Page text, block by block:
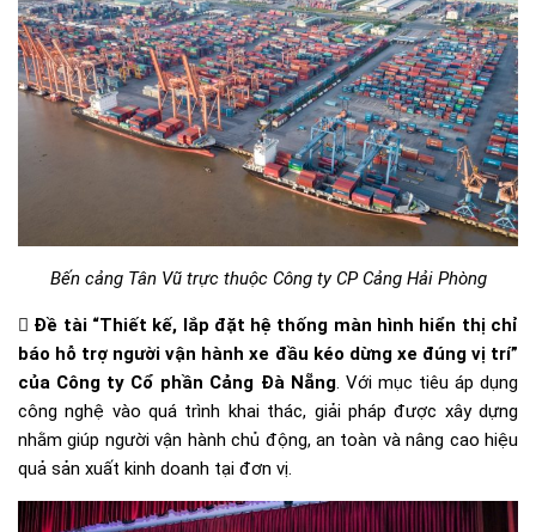
Bến cảng Tân Vũ trực thuộc Công ty CP Cảng Hải Phòng
 Đề tài “Thiết kế, lắp đặt hệ thống màn hình hiển thị chỉ
báo hỗ trợ người vận hành xe đầu kéo dừng xe đúng vị trí”
của Công ty Cổ phần Cảng Đà Nẵng. Với mục tiêu áp dụng
công nghệ vào quá trình khai thác, giải pháp được xây dựng
nhằm giúp người vận hành chủ động, an toàn và nâng cao hiệu
quả sản xuất kinh doanh tại đơn vị.